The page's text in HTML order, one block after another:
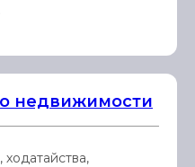
недвижимости